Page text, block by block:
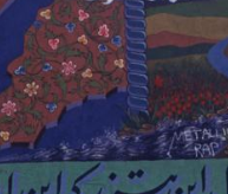
un mural en que
del